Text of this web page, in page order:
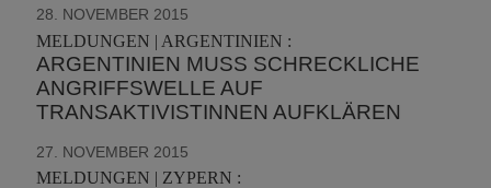
28. NOVEMBER 2015
MELDUNGEN | ARGENTINIEN :
ARGENTINIEN MUSS SCHRECKLICHE
ANGRIFFSWELLE AUF
TRANSAKTIVISTINNEN AUFKLÄREN
27. NOVEMBER 2015
MELDUNGEN | ZYPERN :